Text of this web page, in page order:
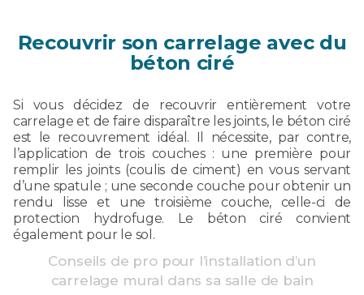
Recouvrir son carrelage avec du
béton ciré
Si vous décidez de recouvrir entièrement votre
carrelage et de faire disparaître les joints, le béton ciré
est le recouvrement idéal. Il nécessite, par contre,
l’application de trois couches : une première pour
remplir les joints (coulis de ciment) en vous servant
d’une spatule ; une seconde couche pour obtenir un
rendu lisse et une troisième couche, celle-ci de
protection hydrofuge. Le béton ciré convient
également pour le sol.
Conseils de pro pour l’installation d’un
carrelage mural dans sa salle de bain